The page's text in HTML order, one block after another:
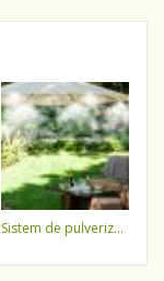
sistem de pulverizare a apei